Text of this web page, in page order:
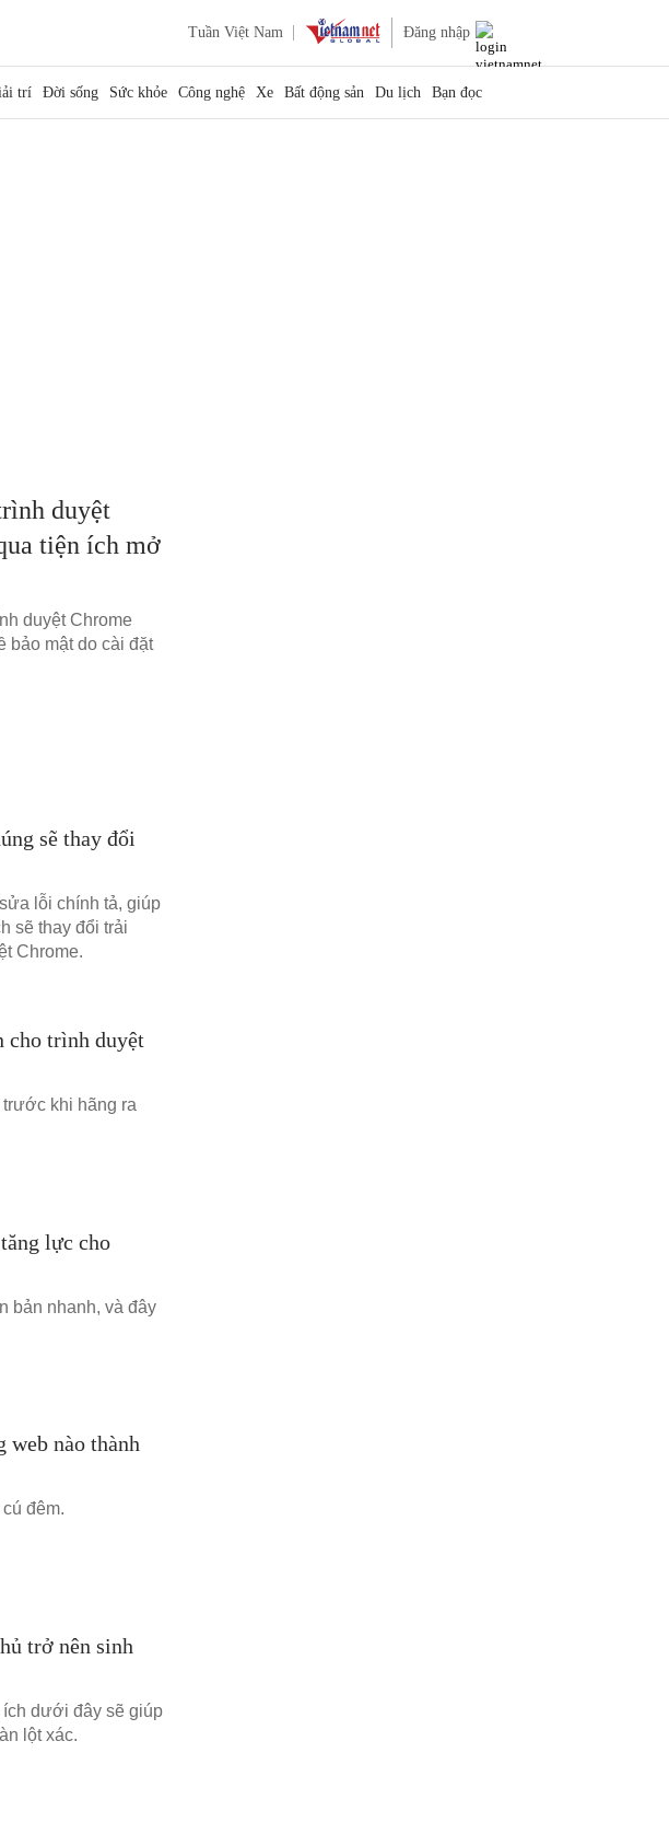
Tuần Việt Nam Đăng nhập
trí Đời sống Sức khỏe Công nghệ Xe Bất động sản Du lịch Bạn đọc
duyệt
tiện ích mở
duyệt Chrome
bảo mật do cài đặt
sẽ thay đổi
lỗi chính tả, giúp
sẽ thay đổi trải
Chrome.
cho trình duyệt
khi hãng ra
lực cho
bản nhanh, và đây
web nào thành
đêm.
trở nên sinh
dưới đây sẽ giúp
lột xác.